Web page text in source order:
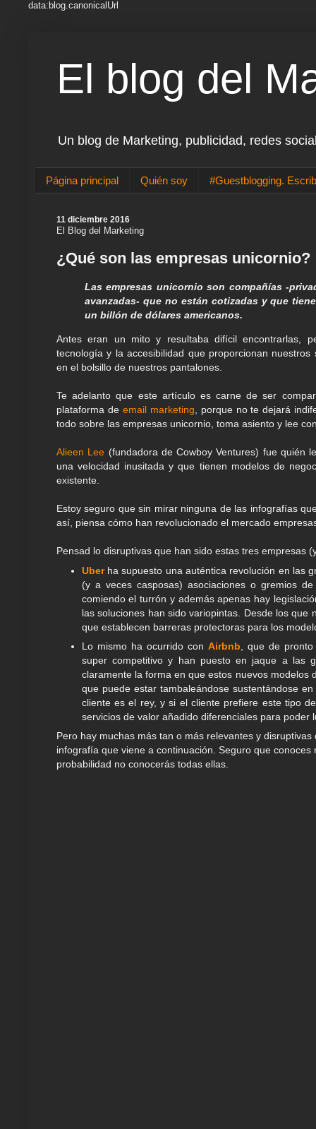
data:blog.canonicalUrl
El blog del
Un blog de Marketing, publicidad, redes
Página principal Quién soy #Guestblogging.
11 diciembre 2016
El Blog del Marketing
¿Qué son las empresas unicornio?
Las empresas unicornio son compañías -
avanzadas- que no están cotizadas y que
un billón de dólares americanos.
Antes eran un mito y resultaba difícil encontrarlas,
tecnología y la accesibilidad que proporcionan
en el bolsillo de nuestros pantalones.
Te adelanto que este artículo es carne de ser
plataforma de email marketing, porque no te dejará
todo sobre las empresas unicornio, toma asiento y lee
Alieen Lee (fundadora de Cowboy Ventures) fue quién
una velocidad inusitada y que tienen modelos de
existente.
Estoy seguro que sin mirar ninguna de las infografías
así, piensa cómo han revolucionado el mercado
Pensad lo disruptivas que han sido estas tres empresas
Uberha supuesto una auténtica revolución en las
(y a veces casposas) asociaciones o gremios
comiendo el turrón y además apenas hay
las soluciones han sido variopintas. Desde los
que establecen barreras protectoras para los
Lo mismo ha ocurrido conAirbnb , que de
super competitivo y han puesto en jaque a las
claramente la forma en que estos nuevos
que puede estar tambaleándose sustentándose
cliente es el rey, y si el cliente prefiere este tipo
servicios de valor añadido diferenciales para poder
Pero hay muchas más tan o más relevantes y
infografía que viene a continuación. Seguro que
probabilidad no conocerás todas ellas.